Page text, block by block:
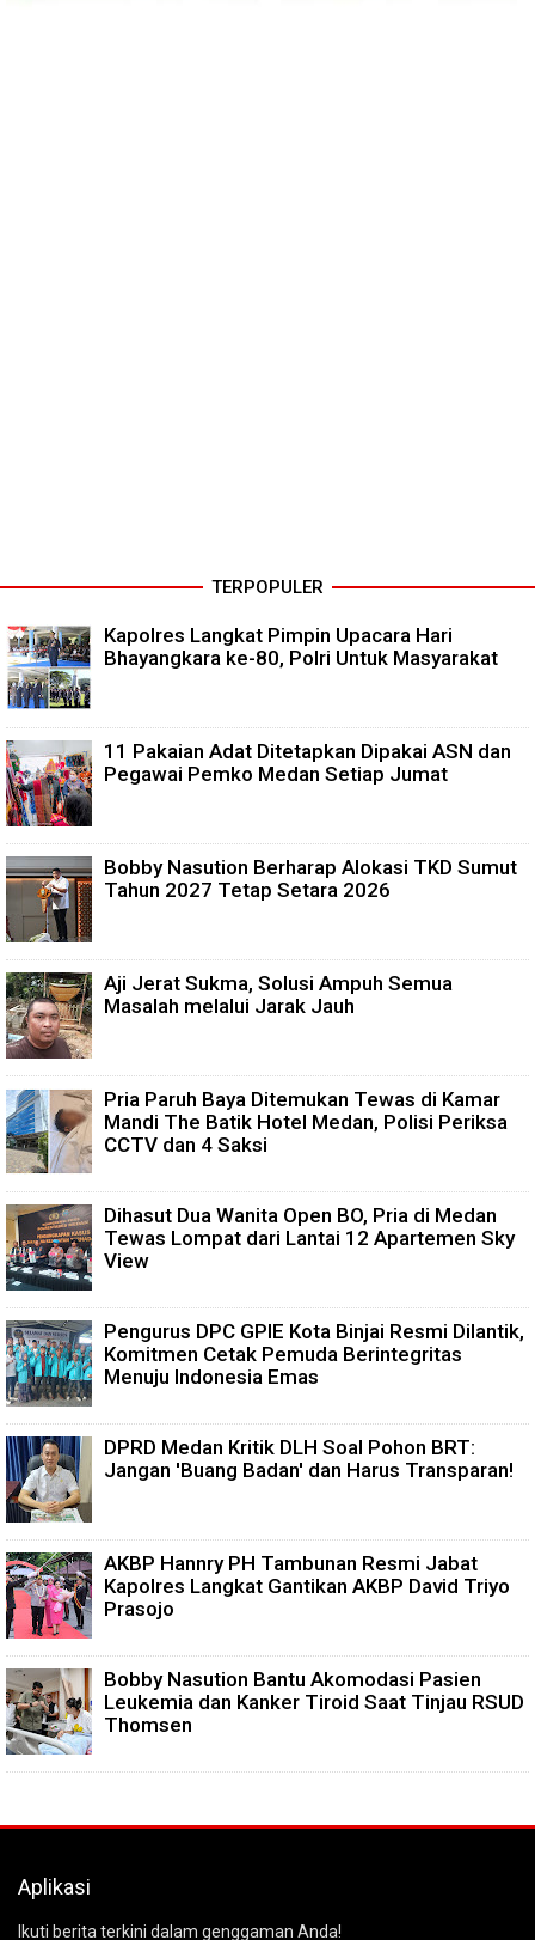
TERPOPULER
Kapolres Langkat Pimpin Upacara Hari
Bhayangkara ke-80, Polri Untuk Masyarakat
11 Pakaian Adat Ditetapkan Dipakai ASN dan
Pegawai Pemko Medan Setiap Jumat
Bobby Nasution Berharap Alokasi TKD Sumut
Tahun 2027 Tetap Setara 2026
Aji Jerat Sukma, Solusi Ampuh Semua
Masalah melalui Jarak Jauh
Pria Paruh Baya Ditemukan Tewas di Kamar
Mandi The Batik Hotel Medan, Polisi Periksa
CCTV dan 4 Saksi
Dihasut Dua Wanita Open BO, Pria di Medan
Tewas Lompat dari Lantai 12 Apartemen Sky
View
Pengurus DPC GPIE Kota Binjai Resmi Dilantik,
Komitmen Cetak Pemuda Berintegritas
Menuju Indonesia Emas
DPRD Medan Kritik DLH Soal Pohon BRT:
Jangan 'Buang Badan' dan Harus Transparan!
AKBP Hannry PH Tambunan Resmi Jabat
Kapolres Langkat Gantikan AKBP David Triyo
Prasojo
Bobby Nasution Bantu Akomodasi Pasien
Leukemia dan Kanker Tiroid Saat Tinjau RSUD
Thomsen
Aplikasi
Ikuti berita terkini dalam genggaman Anda!